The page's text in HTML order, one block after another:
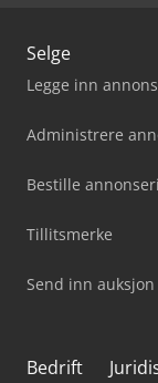
Selge
Legge inn
Administrere
Bestille
Tillitsmerke
Send inn auksjon
Bedrift